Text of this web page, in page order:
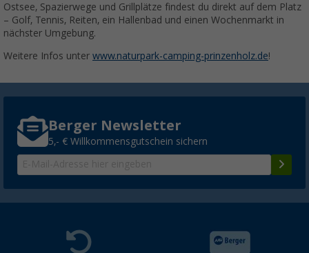
Ostsee, Spazierwege und Grillplätze findest du direkt auf dem Platz
– Golf, Tennis, Reiten, ein Hallenbad und einen Wochenmarkt in
nächster Umgebung.
Weitere Infos unter www.naturpark-camping-prinzenholz.de!
Berger Newsletter
5,- € Willkommensgutschein sichern